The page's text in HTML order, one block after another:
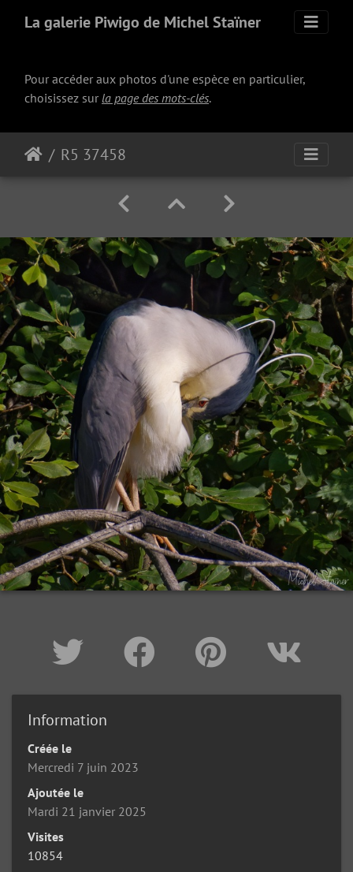
La galerie Piwigo de Michel Staïner
Pour accéder aux photos d'une espèce en particulier,
choisissez surla page des mots-clés.
R5 37458
Information
Créée le
Mercredi 7 juin 2023
Ajoutée le
Mardi 21 janvier 2025
Visites
10854